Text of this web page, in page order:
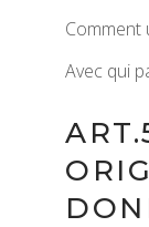
Comment
Avec qui